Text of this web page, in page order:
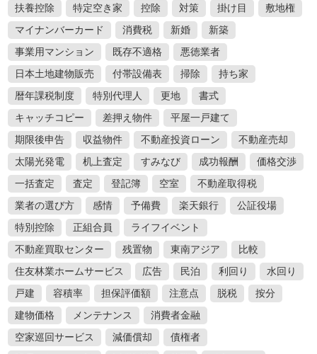
扶養控除
特定空き家 控除 対策 掛け目
敷地権
マイナンバーカード
消費税 新婚
新築
事業用マンション
既存不適格
悪徳業者
日本土地建物販売
付帯設備表 掃除
持ち家
暦年課税制度
特別代理人 更地
書式
キャッチコピー
差押え物件
平屋一戸建て
期限後申告
収益物件 不動産投資ローン
不動産売却
太陽光発電
机上査定 すみなび 成功報酬
価格交渉
一括査定
査定 登記簿 空室
不動産取得税
業者の選び方
感情 予備費 楽天銀行
公証役場
特別控除
正組合員
ライフイベント
不動産買取センター
残置物 東南アジア
比較
住友林業ホームサービス
広告 民泊 利回り
水回り
戸建
容積率 担保評価額 注意点 脱税
按分
建物価格
メンテナンス
消費者金融
空家巡回サービス
減価償却
債権者